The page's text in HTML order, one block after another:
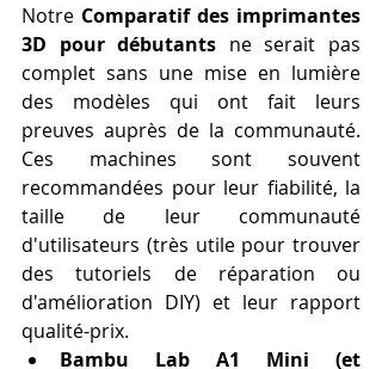
Notre Comparatif des imprimantes
3D pour débutants ne serait pas
complet sans une mise en lumière
des modèles qui ont fait leurs
preuves auprès de la communauté.
Ces machines sont souvent
recommandées pour leur fiabilité, la
taille de leur communauté
d'utilisateurs (très utile pour trouver
des tutoriels de réparation ou
d'amélioration DIY) et leur rapport
qualité-prix.
Bambu Lab A1 Mini (et